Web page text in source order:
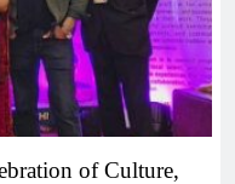
of Culture,